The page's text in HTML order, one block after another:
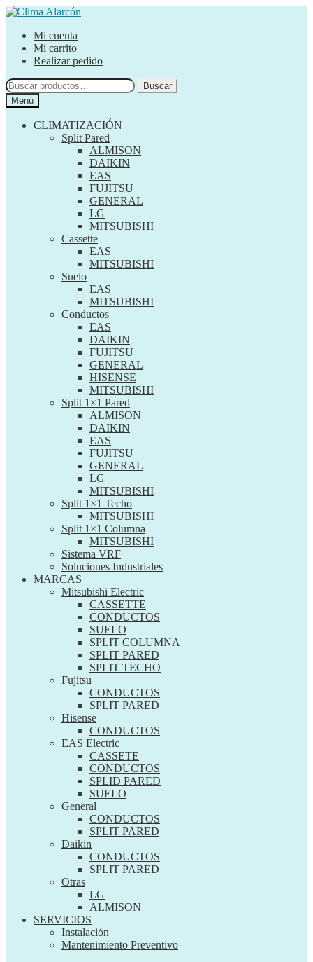
Ir
navegación
Ir
contenidoMi cuenta
Mi carrito
Realizar pedido
Buscar
por:
Buscar
Menú
CLIMATIZACIÓN
Split Pared
ALMISON
DAIKIN
EAS
FUJITSU
GENERAL
LG
MITSUBISHI
Cassette
EAS
MITSUBISHI
Suelo
EAS
MITSUBISHI
Conductos
EAS
DAIKIN
FUJITSU
GENERAL
HISENSE
MITSUBISHI
Split 1×1 Pared
ALMISON
DAIKIN
EAS
FUJITSU
GENERAL
LG
MITSUBISHI
Split 1×1 Techo
MITSUBISHI
Split 1×1 Columna
MITSUBISHI
Sistema VRF
Soluciones Industriales
MARCAS
Mitsubishi Electric
CASSETTE
CONDUCTOS
SUELO
SPLIT COLUMNA
SPLIT PARED
SPLIT TECHO
Fujitsu
CONDUCTOS
SPLIT PARED
Hisense
CONDUCTOS
EAS Electric
CASSETE
CONDUCTOS
SPLID PARED
SUELO
General
CONDUCTOS
SPLIT PARED
Daikin
CONDUCTOS
SPLIT PARED
Otras
LG
ALMISON
SERVICIOS
Instalación
Mantenimiento Preventivo